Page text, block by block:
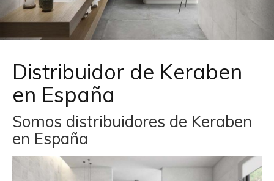
Distribuidor de Keraben
en España
Somos distribuidores de Keraben
en España